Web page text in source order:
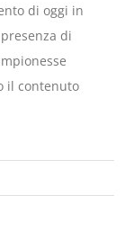
di oggi in
di
il contenuto